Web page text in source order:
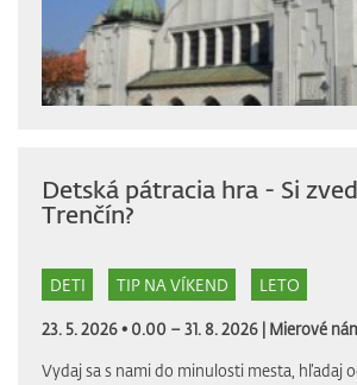
Detská pátracia hra - Si
Trenčín?
DETI TIP NA VÍKEND LETO
23. 5. 2026 • 0.00 – 31. 8. 2026 | Mierové
Vydaj sa s nami do minulosti mesta, hľadaj